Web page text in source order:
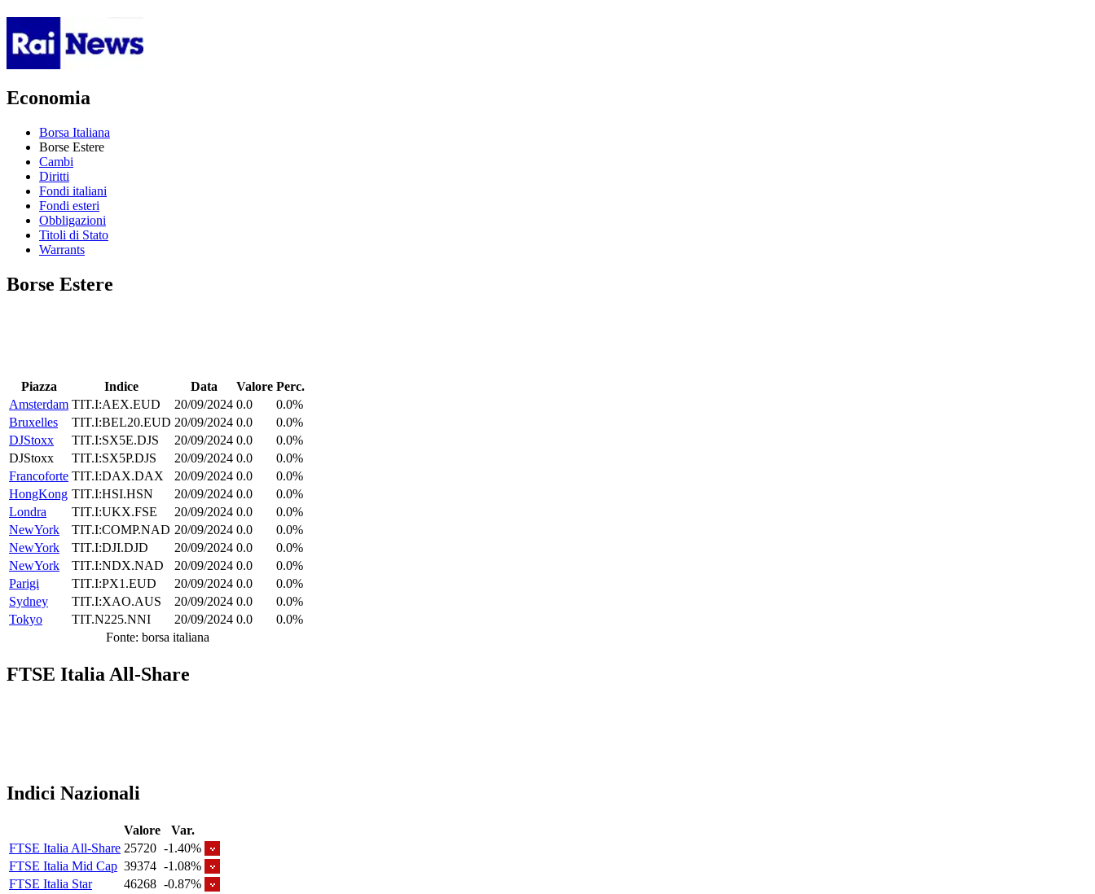
Economia
Borsa Italiana
Borse Estere
Cambi
Diritti
Fondi italiani
Fondi esteri
Obbligazioni
Titoli di Stato
Warrants
Borse Estere
Piazza Indice Data Valore Perc.
Amsterdam TIT.I:AEX.EUD 20/09/2024 0.0
0.0%
Bruxelles
TIT.I:BEL20.EUD 20/09/2024 0.0
0.0%
DJStoxx
TIT.I:SX5E.DJS 20/09/2024 0.0
0.0%
DJStoxx
TIT.I:SX5P.DJS 20/09/2024 0.0
0.0%
Francoforte TIT.I:DAX.DAX 20/09/2024 0.0
0.0%
HongKong TIT.I:HSI.HSN 20/09/2024 0.0
0.0%
Londra
TIT.I:UKX.FSE 20/09/2024 0.0
0.0%
NewYork
TIT.I:COMP.NAD 20/09/2024 0.0
0.0%
NewYork
TIT.I:DJI.DJD 20/09/2024 0.0
0.0%
NewYork
TIT.I:NDX.NAD 20/09/2024 0.0
0.0%
Parigi
TIT.I:PX1.EUD 20/09/2024 0.0
0.0%
Sydney
TIT.I:XAO.AUS 20/09/2024 0.0
0.0%
Tokyo
TIT.N225.NNI 20/09/2024 0.0
0.0%
Fonte: borsa italiana
FTSE Italia All-Share
Indici Nazionali
Valore
Var.
FTSE Italia All-Share 25720 -1.40%
FTSE Italia Mid Cap 39374 -1.08%
FTSE Italia Star
46268 -0.87%